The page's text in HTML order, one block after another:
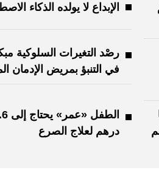
الإبداع لا يولده الذكاء
رصْد التغيرات السلوكية
في التنبؤ بمريض الإدمان
درهم لعلاج الصرع